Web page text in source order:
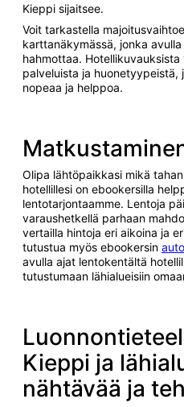
Kieppi sijaitsee.
Voit tarkastella
karttanäkymässä, jonka
hahmottaa.
palveluista ja
nopeaa ja helppoa.
Olipa lähtöpaikkasi mikä
hotellillesi on ebookersilla
lentotarjontaamme. Lentoja
varaushetkellä parhaan
vertailla hintoja eri aikoina ja
tutustua myös ebookersin
avulla ajat lentokentältä
tutustumaan lähialueisiin
Kieppi ja
nähtävää ja